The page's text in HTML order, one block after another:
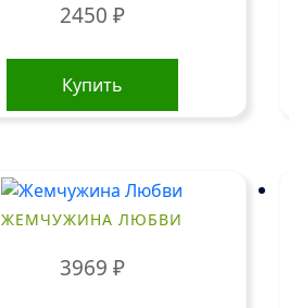
2450 ₽
Купить
ЖЕМЧУЖИНА ЛЮБВИ
3969 ₽